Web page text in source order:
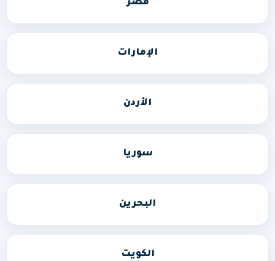
مصر
الإمارات
الأردن
سوريا
البحرين
الكويت